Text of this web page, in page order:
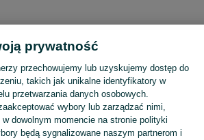
POMORSKIE
Zobacz
prywatność
przechowujemy lub uzyskujemy dostęp do
takich jak unikalne identyfikatory w
przetwarzania danych osobowych.
wybory lub zarządzać nimi,
dowolnym momencie na stronie polityki
będą sygnalizowane naszym partnerom i